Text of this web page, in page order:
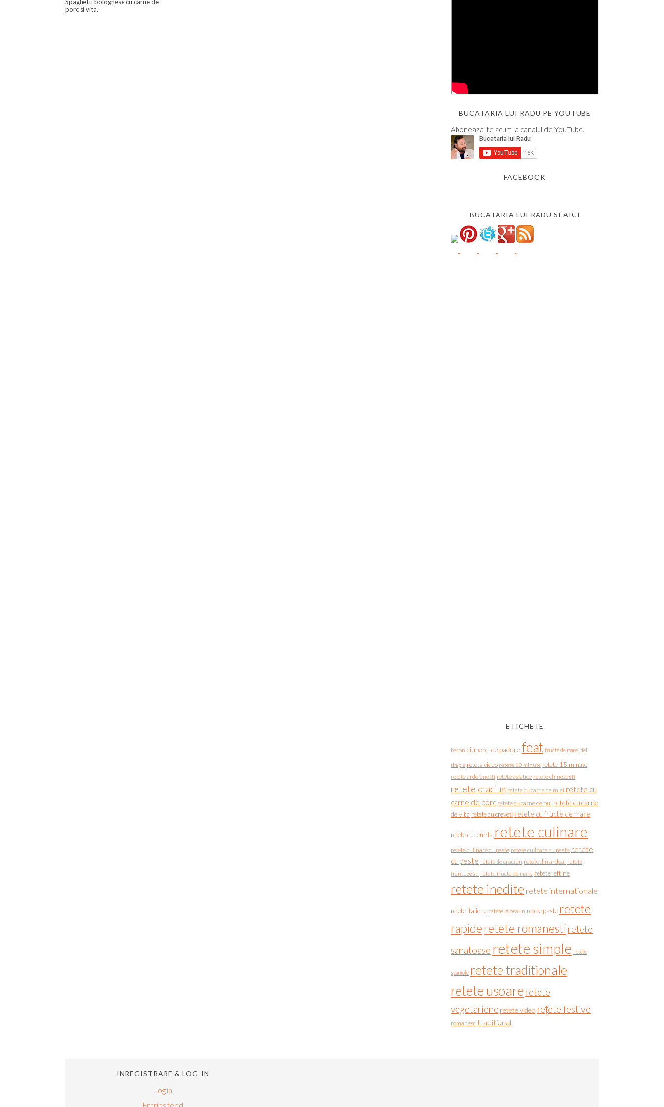
Spaghetti bolognese cu carne de
porc si vita.
BUCATARIA LUI RADU PE YOUTUBE
Aboneaza-te acum la canalul de YouTube.
FACEBOOK
BUCATARIA LUI RADU SI AICI
ETICHETE
bacon ciuperci de padure feat fructe de mare idei
simple reteta video retete 10 minute retete 15 minute
retete ardelenesti retete asiatice retete chinezesti
retete craciun retete cu carne de miel retete cu
carne de porc retete cu carne de pui retete cu carne
de vita retete cu creveti retete cu fructe de mare
retete cu leurda retete culinare
retete culinare cu paste retete culinare cu peste retete
cu peste retete de craciun retete din ardeal retete
frantuzesti retete fructe de mare retete ieftine
retete inedite retete internationale
retete italiene retete la ceaun retete paste retete
rapideretete romanesti retete
sanatoase retete simple retete
spaniole retete traditionale
retete usoare retete
vegetariene retete video rețete festive
romanesc traditional
INREGISTRARE & LOG-IN
Log in
Entries feed